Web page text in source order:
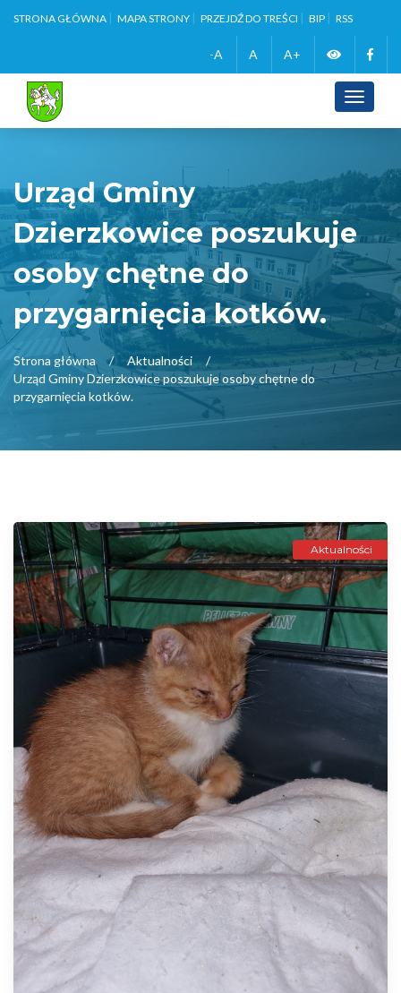
STRONA GŁÓWNA MAPA STRONY PRZEJDŹ DO TREŚCI BIP RSS
-A A A+ Zmień
wersję
Toggle
Urząd Gminy
Dzierzkowice poszukuje
osoby chętne do
przygarnięcia kotków.
Strona główna
Aktualności
Urząd Gminy Dzierzkowice poszukuje osoby chętne do
przygarnięcia kotków.
Aktualności